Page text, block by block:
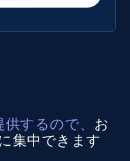
するので、 お
集中できます